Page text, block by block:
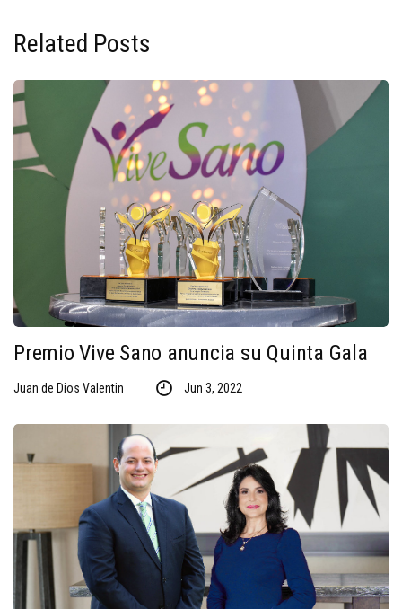
Related Posts
Premio Vive Sano anuncia su Quinta Gala
Juan de Dios Valentin Jun 3, 2022